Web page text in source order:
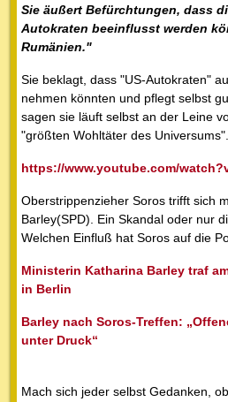
Sie äußert Befürchtungen, dass
Autokraten beeinflusst werden
Rumänien."
Sie beklagt, dass "US-Autokraten"
nehmen könnten und pflegt selbst
sagen sie läuft selbst an der Leine
"größten Wohltäter des Universums".
https://www.youtube.com/
Oberstrippenzieher Soros trifft sich
Barley(SPD). Ein Skandal oder nur
Welchen Einfluß hat Soros auf die
Ministerin Katharina Barley traf
in Berlin
Barley nach Soros-Treffen:
unter Druck“
Mach sich jeder selbst Gedanken,